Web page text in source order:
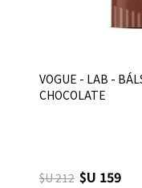
VOGUE - LAB -
CHOCOLATE
$U 212 $U 159